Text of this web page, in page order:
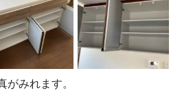
がみれます。